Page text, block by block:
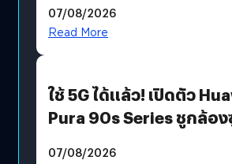
บริโภคและ B2B
07/08/2026
Read More
ใช้ 5G ได้แล้ว! เปิดตัว
Pura 90s Series ชูกล้อ
07/08/2026